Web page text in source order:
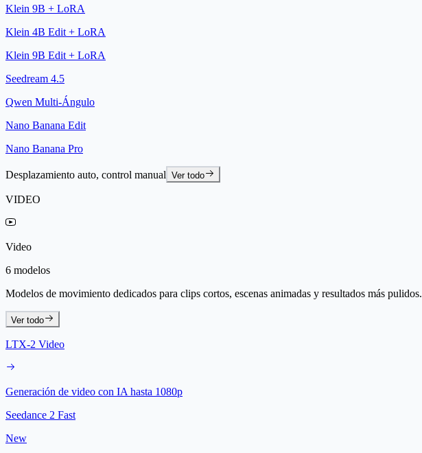
Klein 9B + LoRA
Klein 4B Edit + LoRA
Klein 9B Edit + LoRA
Seedream 4.5
Qwen Multi-Ángulo
Nano Banana Edit
Nano Banana Pro
Desplazamiento auto, control manual Ver todo
VIDEO
Video
6 modelos
Modelos de movimiento dedicados para clips cortos, escenas animadas y resultados más pulidos.
Ver todo
LTX-2 Video
Generación de video con IA hasta 1080p
Seedance 2 Fast
New